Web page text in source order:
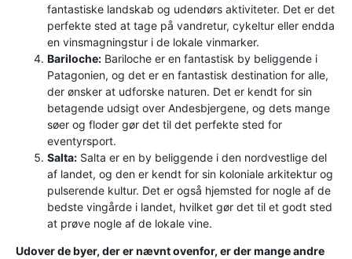
fantastiske landskab og udendørs aktiviteter. Det er det
perfekte sted at tage på vandretur, cykeltur eller endda
en vinsmagningstur i de lokale vinmarker.
Bariloche: Bariloche er en fantastisk by beliggende i
Patagonien, og det er en fantastisk destination for alle,
der ønsker at udforske naturen. Det er kendt for sin
betagende udsigt over Andesbjergene, og dets mange
søer og floder gør det til det perfekte sted for
eventyrsport.
Salta: Salta er en by beliggende i den nordvestlige del
af landet, og den er kendt for sin koloniale arkitektur og
pulserende kultur. Det er også hjemsted for nogle af de
bedste vingårde i landet, hvilket gør det til et godt sted
at prøve nogle af de lokale vine.
Udover de byer, der er nævnt ovenfor, er der mange andre